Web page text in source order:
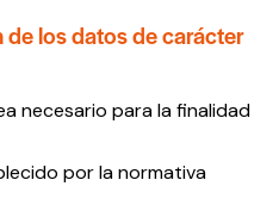
los datos de carácter
necesario para la finalidad
por la normativa